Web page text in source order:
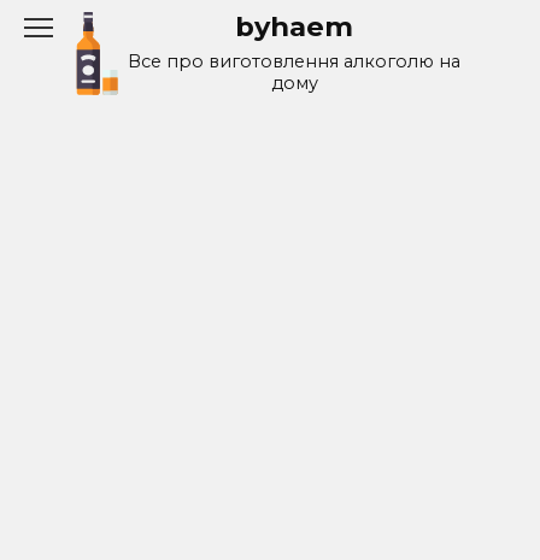
Перейти
содержанию
byhaem
Все про виготовлення алкоголю на
дому